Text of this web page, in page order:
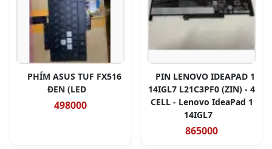
PHÍM ASUS TUF FX516
ĐEN (LED
498000
PIN LENOVO IDEAPAD 1
14IGL7 L21C3PF0 (ZIN) - 4
CELL - Lenovo IdeaPad 1
14IGL7
865000